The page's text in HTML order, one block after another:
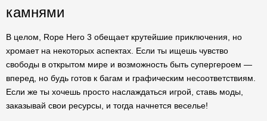
камнями
В целом, Rope Hero 3 обещает крутейшие приключения, но
хромает на некоторых аспектах. Если ты ищешь чувство
свободы в открытом мире и возможность быть супергероем —
вперед, но будь готов к багам и графическим несоответствиям.
Если же ты хочешь просто наслаждаться игрой, ставь моды,
заказывай свои ресурсы, и тогда начнется веселье!